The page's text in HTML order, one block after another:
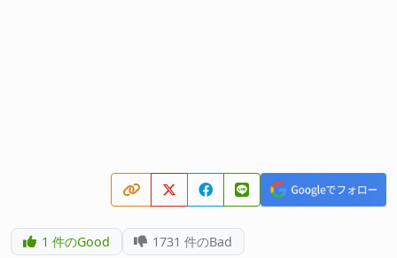
1 件のGood 1731 件のBad